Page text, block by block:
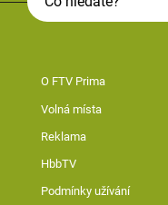
O FTV Prima
Volná místa
Reklama
HbbTV
Podmínky užívání